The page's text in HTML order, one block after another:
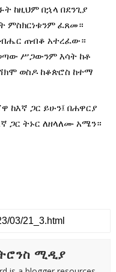
ከዚህም በኋላ በደንጊያ
ምስክርነቱንም ፈጸመ።
ጠብቆ አተረፈው።
ሥጋውንም እሳት ከቶ
ወስዶ ከቆጵሮስ ከተማ
ከእኛ ጋር ይሁን፤ በሐዋርያ
ጋር ትኑር ለዘላለሙ አሜን።
ሚዲያ